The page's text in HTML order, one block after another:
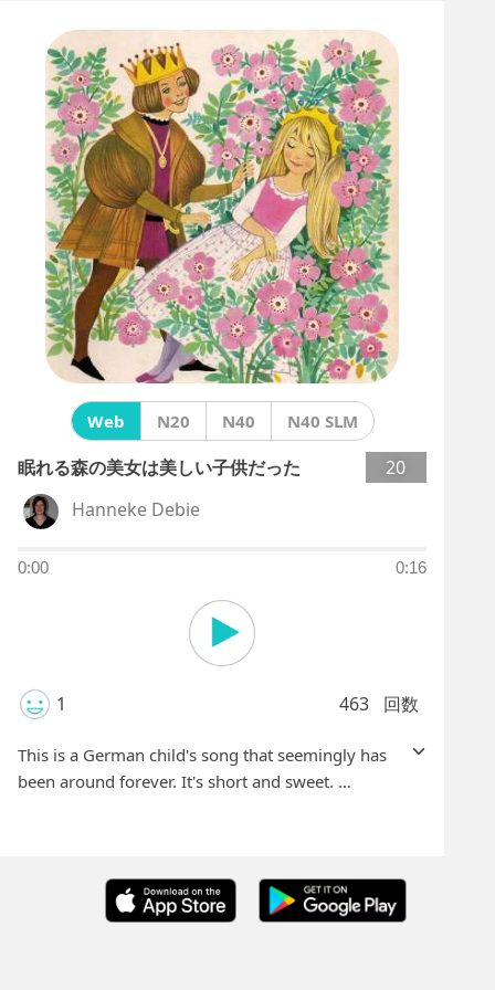
Web N20 N40 N40 SLM
眠れる森の美女は美しい子供だった
20
Hanneke Debie
0:00 0:16
1 463 回数
This is a German child's song that seemingly has
been around forever. It's short and sweet.
Schönes Kind, schönes Kind
Dornröschen war ein schönes Kind, schönes Kind.